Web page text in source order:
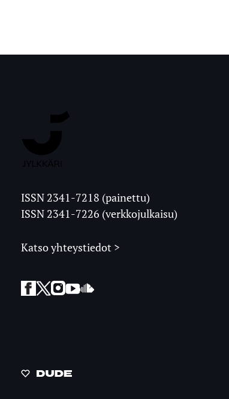
Ylioppilaslehti
ISSN 2341-7218 (painettu)
ISSN 2341-7226 (verkkojulkaisu)
Katso yhteystiedot >
Facebook
Twitter
Instagram
YouTubeSoundCloud